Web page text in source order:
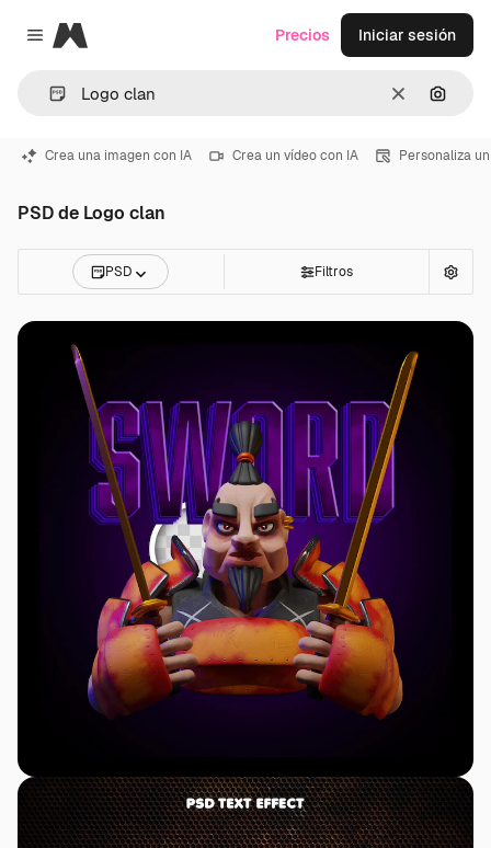
Close menu
Magnific
Borrar
Precios Iniciar sesión
Crea una imagen con IA Crea un vídeo con IA Personaliza
PSD de Logo clan
PSD Filtros